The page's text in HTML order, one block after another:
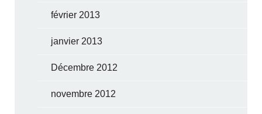
février 2013
janvier 2013
Décembre 2012
novembre 2012